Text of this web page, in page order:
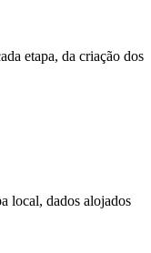
etapa, da criação dos
local, dados alojados